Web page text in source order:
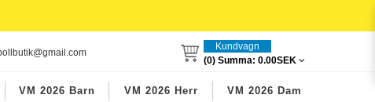
Kundvagn
(0) Summa: 0.00SEK
VM 2026 Barn VM 2026 Herr VM 2026 Dam